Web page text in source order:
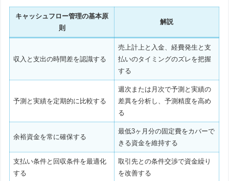
キャッシュフロー管理の基本原
則
解説
収入と支出の時間差を認識する
売上計上と入金、経費発生と支
払いのタイミングのズレを把握
する
予測と実績を定期的に比較する
週次または月次で予測と実績の
差異を分析し、予測精度を高め
る
余裕資金を常に確保する
最低3ヶ月分の固定費をカバーで
きる資金を維持する
支払い条件と回収条件を最適化
する
取引先との条件交渉で資金繰り
を改善する